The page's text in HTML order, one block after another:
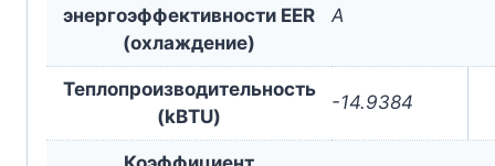
энергоэффективности EER
(охлаждение)
A
Теплопроизводительность
(kBTU)
-14.9384